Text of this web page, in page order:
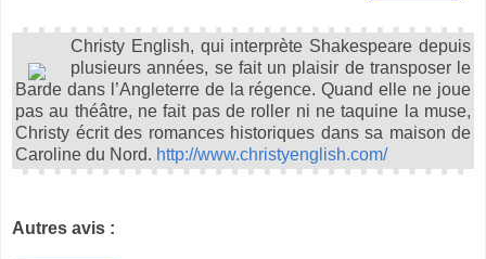
Christy English, qui interprète Shakespeare depuis
plusieurs années, se fait un plaisir de transposer le
Barde dans l’Angleterre de la régence. Quand elle ne joue
pas au théâtre, ne fait pas de roller ni ne taquine la muse,
Christy écrit des romances historiques dans sa maison de
Caroline du Nord. http://www.christyenglish.com/
Autres avis :